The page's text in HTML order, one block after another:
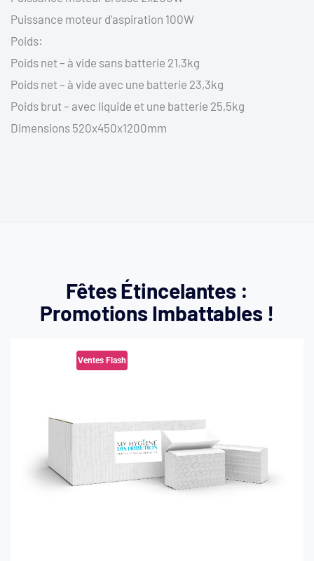
Puissance moteur d’aspiration 100W
Poids:
Poids net – à vide sans batterie 21,3kg
Poids net – à vide avec une batterie 23,3kg
Poids brut – avec liquide et une batterie 25,5kg
Dimensions 520x450x1200mm
Fêtes Étincelantes :
Promotions Imbattables !
Ventes Flash